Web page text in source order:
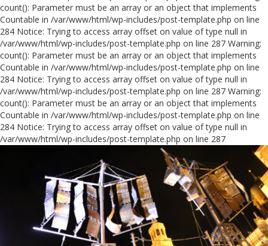
count(): Parameter must be an array or an object that implements
Countable in /var/www/html/wp-includes/post-template.php on line
284 Notice: Trying to access array offset on value of type null in
/var/www/html/wp-includes/post-template.php on line 287 Warning:
count(): Parameter must be an array or an object that implements
Countable in /var/www/html/wp-includes/post-template.php on line
284 Notice: Trying to access array offset on value of type null in
/var/www/html/wp-includes/post-template.php on line 287 Warning:
count(): Parameter must be an array or an object that implements
Countable in /var/www/html/wp-includes/post-template.php on line
284 Notice: Trying to access array offset on value of type null in
/var/www/html/wp-includes/post-template.php on line 287